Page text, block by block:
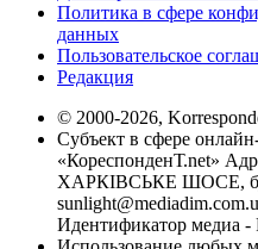
Политика в сфере
данных
Пользовательское
Редакция
© 2000-2026,
Субъект в сфере
«КореспонденТ.net»
ХАРКІВСЬКЕ ШОСЕ,
Идентификатор медиа -